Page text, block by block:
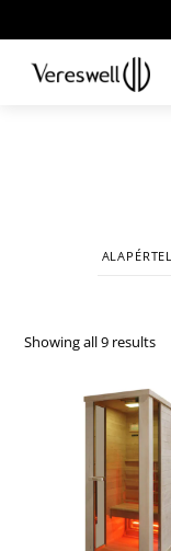
to
content
Showing all 9 results